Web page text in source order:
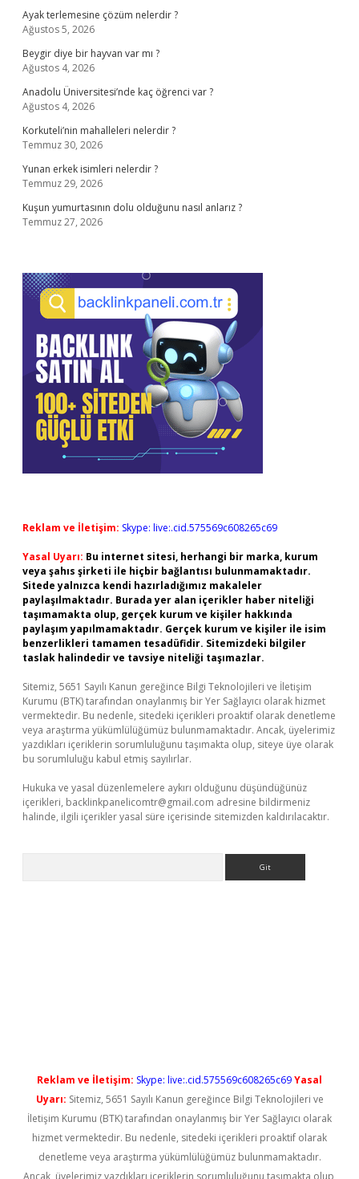
Ayak terlemesine çözüm nelerdir ?
Ağustos 5, 2026
Beygir diye bir hayvan var mı ?
Ağustos 4, 2026
Anadolu Üniversitesi’nde kaç öğrenci var ?
Ağustos 4, 2026
Korkuteli’nin mahalleleri nelerdir ?
Temmuz 30, 2026
Yunan erkek isimleri nelerdir ?
Temmuz 29, 2026
Kuşun yumurtasının dolu olduğunu nasıl anlarız ?
Temmuz 27, 2026
Reklam ve İletişim: Skype: live:.cid.575569c608265c69
Yasal Uyarı: Bu internet sitesi, herhangi bir marka, kurum
veya şahıs şirketi ile hiçbir bağlantısı bulunmamaktadır.
Sitede yalnızca kendi hazırladığımız makaleler
paylaşılmaktadır. Burada yer alan içerikler haber niteliği
taşımamakta olup, gerçek kurum ve kişiler hakkında
paylaşım yapılmamaktadır. Gerçek kurum ve kişiler ile isim
benzerlikleri tamamen tesadüfidir. Sitemizdeki bilgiler
taslak halindedir ve tavsiye niteliği taşımazlar.
Sitemiz, 5651 Sayılı Kanun gereğince Bilgi Teknolojileri ve İletişim
Kurumu (BTK) tarafından onaylanmış bir Yer Sağlayıcı olarak hizmet
vermektedir. Bu nedenle, sitedeki içerikleri proaktif olarak denetleme
veya araştırma yükümlülüğümüz bulunmamaktadır. Ancak, üyelerimiz
yazdıkları içeriklerin sorumluluğunu taşımakta olup, siteye üye olarak
bu sorumluluğu kabul etmiş sayılırlar.
Hukuka ve yasal düzenlemelere aykırı olduğunu düşündüğünüz
içerikleri, backlinkpanelicomtr@gmail.com adresine bildirmeniz
halinde, ilgili içerikler yasal süre içerisinde sitemizden kaldırılacaktır.
Reklam ve İletişim: Skype: live:.cid.575569c608265c69Yasal
Uyarı: Sitemiz, 5651 Sayılı Kanun gereğince Bilgi Teknolojileri ve
İletişim Kurumu (BTK) tarafından onaylanmış bir Yer Sağlayıcı olarak
hizmet vermektedir. Bu nedenle, sitedeki içerikleri proaktif olarak
denetleme veya araştırma yükümlülüğümüz bulunmamaktadır.
Ancak, üyelerimiz yazdıkları içeriklerin sorumluluğunu taşımakta olup,